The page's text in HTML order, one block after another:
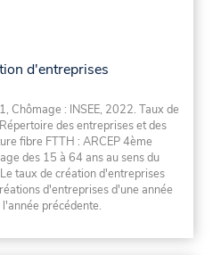
d'entreprises
Chômage : INSEE, 2022. Taux de
des entreprises et des
fibre FTTH : ARCEP 4ème
des 15 à 64 ans au sens du
taux de création d'entreprises
d'entreprises d'une année
précédente.